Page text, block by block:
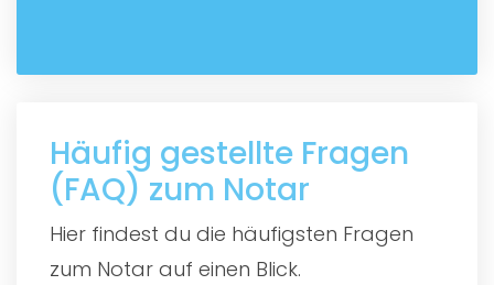
Häufig gestellte Fragen
(FAQ) zum Notar
Hier findest du die häufigsten Fragen
zum Notar auf einen Blick.